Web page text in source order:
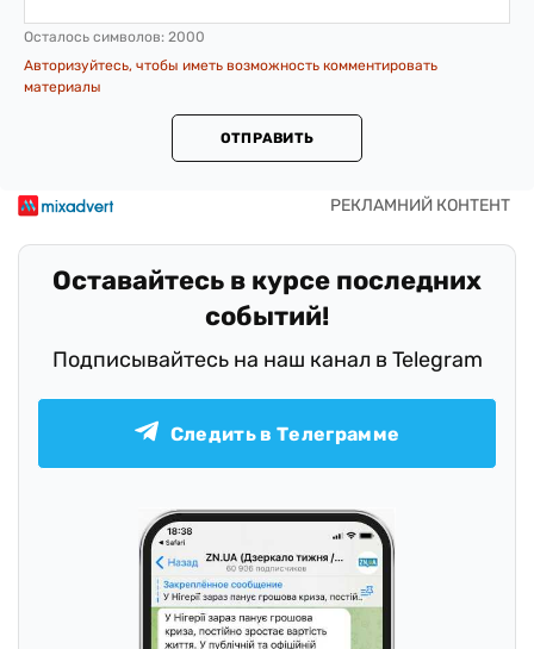
Осталось символов: 2000
Авторизуйтесь, чтобы иметь возможность комментировать
материалы
ОТПРАВИТЬ
Оставайтесь в курсе последних
событий!
Подписывайтесь на наш канал в Telegram
Следить в Телеграмме